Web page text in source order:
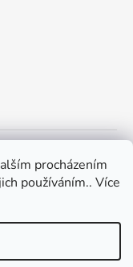
procházením
používáním.. Více
Google